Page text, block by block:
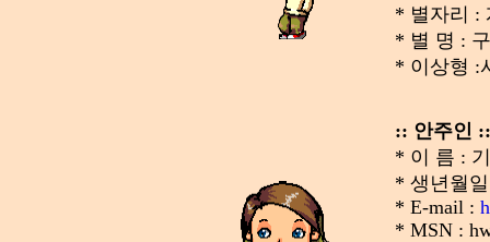
* 별자리 :
* 별 명 :
* 이상형 :
:: 안주인 ::
* 이 름 :
* 생년월
* E-mail :
* MSN :